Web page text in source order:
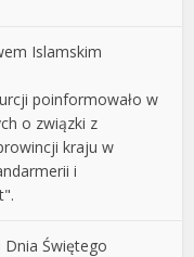
Islamskim
poinformowało w
o związki z
kraju w
i
Świętego